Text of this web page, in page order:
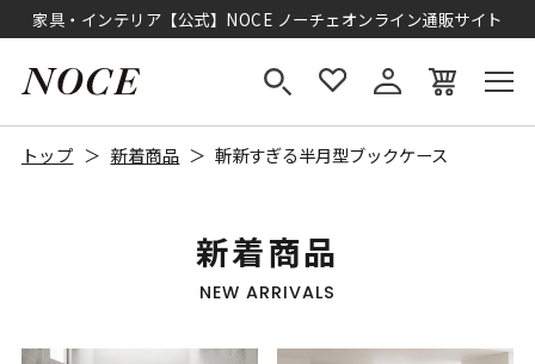
家具・インテリア【公式】NOCE ノーチェオンライン通販サイト
トップ 新着商品 斬新すぎる半月型ブックケース
新着商品
NEW ARRIVALS